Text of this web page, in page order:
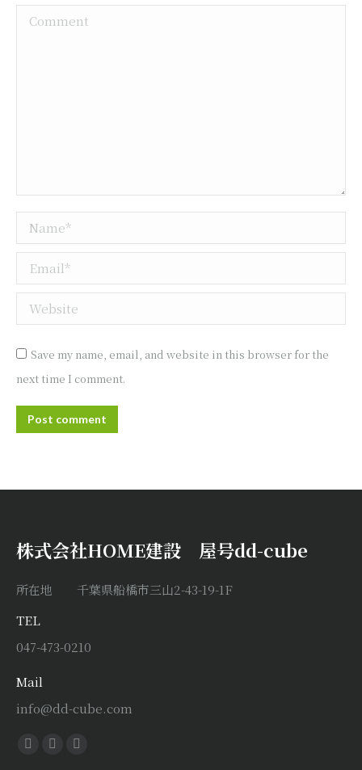
Comment
Name *
Email *
Website
Save my name, email, and website in this browser for the
next time I comment.
Post comment
株式会社HOME建設 屋号dd-cube
所在地 千葉県船橋市三山2-43-19-1F
TEL
047-473-0210
Mail
info@dd-cube.com
Find us on:
Facebook
X
Instagram